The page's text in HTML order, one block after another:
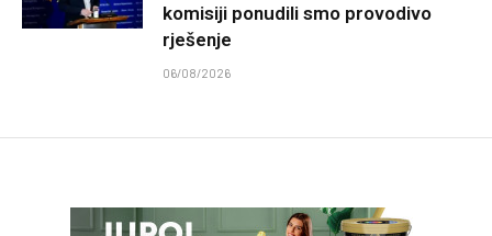
komisiji ponudili smo provodivo
rješenje
06/08/2026